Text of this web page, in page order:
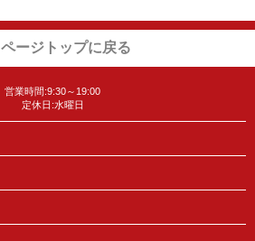
ページトップに戻る
営業時間:9:30～19:00
定休日:水曜日